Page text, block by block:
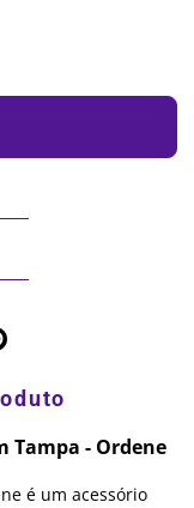
Tampa - Ordene
é um acessório